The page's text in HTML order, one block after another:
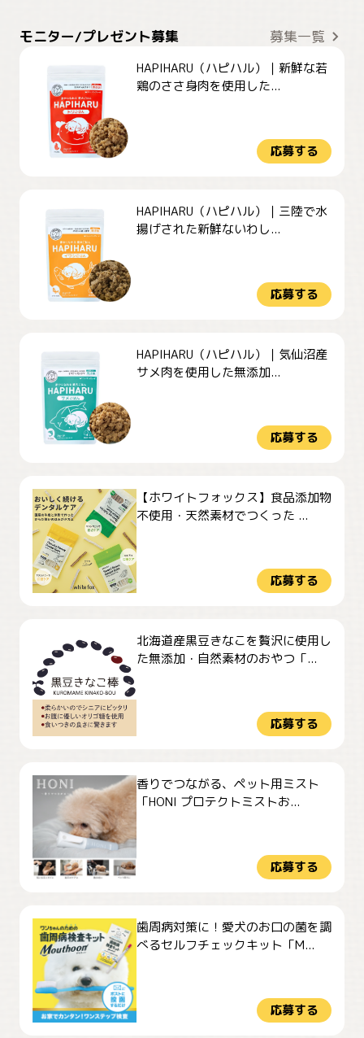
モニター/プレゼント募集 募集一覧
HAPIHARU（ハピハル）｜新鮮な若
鶏のささ身肉を使用した...
応募する
HAPIHARU（ハピハル）｜三陸で水
揚げされた新鮮ないわし...
応募する
HAPIHARU（ハピハル）｜気仙沼産
サメ肉を使用した無添加...
応募する
【ホワイトフォックス】食品添加物
不使用・天然素材でつくった ...
応募する
北海道産黒豆きなこを贅沢に使用し
た無添加・自然素材のおやつ「...
応募する
香りでつながる、ペット用ミスト
「HONI プロテクトミストお...
応募する
歯周病対策に！愛犬のお口の菌を調
べるセルフチェックキット「M...
応募する